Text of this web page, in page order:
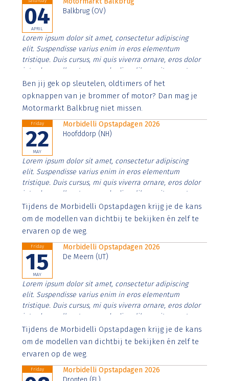
04
APRIL
Balkbrug (OV)
Lorem ipsum dolor sit amet, consectetur adipiscing
elit. Suspendisse varius enim in eros elementum
tristique. Duis cursus, mi quis viverra ornare, eros dolor
interdum nulla, ut commodo diam libero vitae erat.
Aenean faucibus nibh et justo cursus id rutrum lorem
imperdiet. Nunc ut sem vitae risus tristique posuere.
Ben jij gek op sleutelen, oldtimers of het
opknappen van je brommer of motor? Dan mag je
Motormarkt Balkbrug niet missen.
Friday
22
MAY
Morbidelli Opstapdagen 2026
Hoofddorp (NH)
Lorem ipsum dolor sit amet, consectetur adipiscing
elit. Suspendisse varius enim in eros elementum
tristique. Duis cursus, mi quis viverra ornare, eros dolor
interdum nulla, ut commodo diam libero vitae erat.
Aenean faucibus nibh et justo cursus id rutrum lorem
imperdiet. Nunc ut sem vitae risus tristique posuere.
Tijdens de Morbidelli Opstapdagen krijg je de kans
om de modellen van dichtbij te bekijken én zelf te
ervaren op de weg.
Friday
15
MAY
Morbidelli Opstapdagen 2026
De Meern (UT)
Lorem ipsum dolor sit amet, consectetur adipiscing
elit. Suspendisse varius enim in eros elementum
tristique. Duis cursus, mi quis viverra ornare, eros dolor
interdum nulla, ut commodo diam libero vitae erat.
Aenean faucibus nibh et justo cursus id rutrum lorem
imperdiet. Nunc ut sem vitae risus tristique posuere.
Tijdens de Morbidelli Opstapdagen krijg je de kans
om de modellen van dichtbij te bekijken én zelf te
ervaren op de weg.
Friday
Morbidelli Opstapdagen 2026